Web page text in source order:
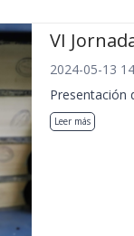
VI
2024-05-13
Presentación
Leer más